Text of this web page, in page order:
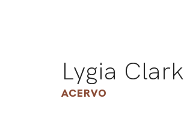
Lygia Clark
ACERVO